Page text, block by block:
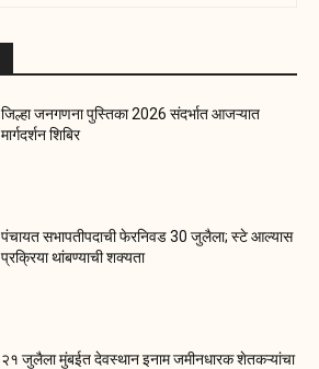
जिल्हा जनगणना पुस्तिका 2026 संदर्भात आजऱ्यात
मार्गदर्शन शिबिर
पंचायत सभापतीपदाची फेरनिवड 30 जुलैला; स्टे आल्यास
प्रक्रिया थांबण्याची शक्यता
२१ जुलैला मुंबईत देवस्थान इनाम जमीनधारक शेतकऱ्यांचा